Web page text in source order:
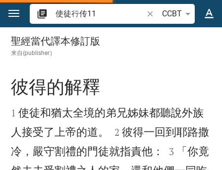
跳转到内容
搜索圣经经文或单词
CCBT
使徒行传 11
聖經當代譯本修訂版
来自{publisher｝

彼得的解釋

1 使徒和猶太全境的弟兄姊妹都聽說外族
人接受了上帝的道。


2 彼得一回到耶路撒
冷，嚴守割禮的門徒就指責他：


3
「你竟